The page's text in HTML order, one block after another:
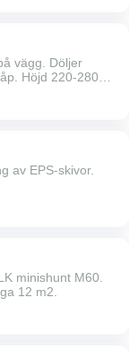
vägg. Döljer
Höjd 220-280
av EPS-skivor.
minishunt M60.
12 m2.